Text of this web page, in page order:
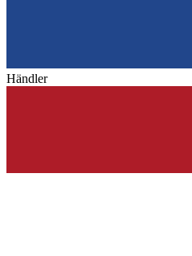
Händler